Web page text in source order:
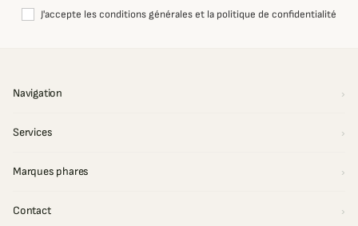
J'accepte les conditions générales et la politique de confidentialité
Navigation
Services
Marques phares
Contact